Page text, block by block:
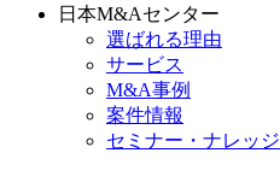
日本M&Aセンター
選ばれる理由
サービス
M&A事例
案件情報
セミナー・ナレッジ